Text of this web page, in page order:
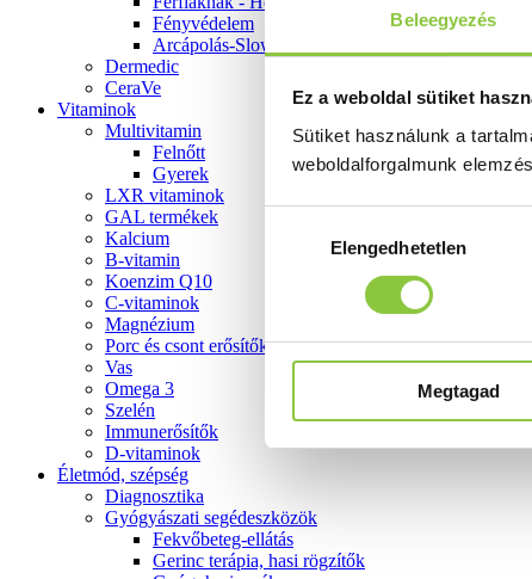
Beleegyezés
Ez a weboldal sütiket
Sütiket használunk a
weboldalforgalmunk
kiválasztásaElengedhetetlen
Megtagad
Fényvédelem
Arcápolás-Slow Age
Dermedic
CeraVe
Vitaminok
Multivitamin
Felnőtt
Gyerek
LXR vitaminok
GAL termékek
Kalcium
B-vitamin
Koenzim Q10
C-vitaminok
Magnézium
Porc és csont erősítők
Vas
Omega 3
Szelén
Immunerősítők
D-vitaminok
Életmód, szépség
Diagnosztika
Gyógyászati segédeszközök
Fekvőbeteg-ellátás
Gerinc terápia, hasi rögzítők